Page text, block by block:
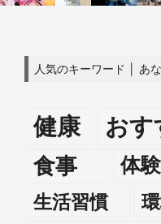
人気のキーワード │ あ
健康 おす
食事 体験
生活習慣